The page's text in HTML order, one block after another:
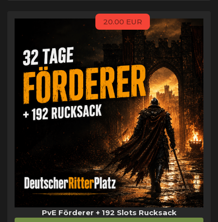
20.00 EUR
PvE Förderer + 192 Slots Rucksack